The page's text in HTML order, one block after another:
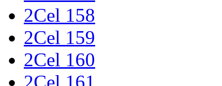
2Cel 158
2Cel 159
2Cel 160
2Cel 161